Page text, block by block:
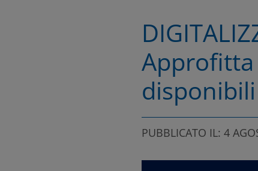
disponibili
PUBBLICATO IL: 4